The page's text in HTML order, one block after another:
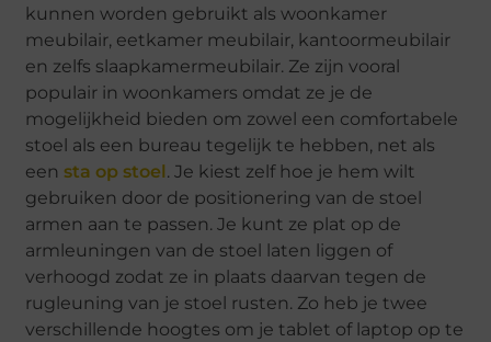
kunnen worden gebruikt als woonkamer
meubilair, eetkamer meubilair, kantoormeubilair
en zelfs slaapkamermeubilair. Ze zijn vooral
populair in woonkamers omdat ze je de
mogelijkheid bieden om zowel een comfortabele
stoel als een bureau tegelijk te hebben, net als
eensta op stoel . Je kiest zelf hoe je hem wilt
gebruiken door de positionering van de stoel
armen aan te passen. Je kunt ze plat op de
armleuningen van de stoel laten liggen of
verhoogd zodat ze in plaats daarvan tegen de
rugleuning van je stoel rusten. Zo heb je twee
verschillende hoogtes om je tablet of laptop op te